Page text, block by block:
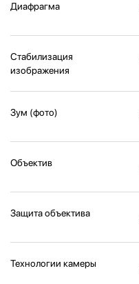
Диафрагма
Стабилизация
изображения
Зум (фото)
Объектив
Защита объектива
Технологии камеры